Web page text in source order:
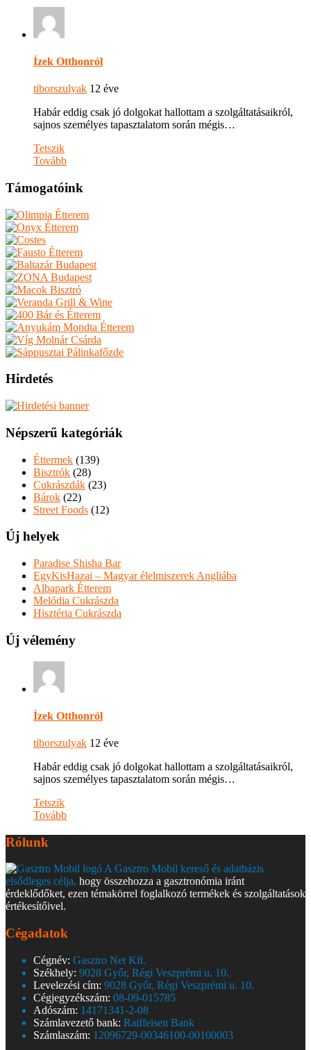
Ízek Otthonról
tiborszulyak 12 éve
Habár eddig csak jó dolgokat hallottam a szolgáltatásaikról,
sajnos személyes tapasztalatom során mégis…
Tetszik
Tovább
Támogatóink
Hirdetés
Népszerű kategóriák
Éttermek (139)
Bisztrók (28)
Cukrászdák (23)
Bárok (22)
Street Foods (12)
Új helyek
Paradise Shisha Bar
EgyKisHazai – Magyar élelmiszerek Angliába
Albapark Étterem
Melódia Cukrászda
Hisztéria Cukrászda
Új vélemény
Ízek Otthonról
tiborszulyak 12 éve
Habár eddig csak jó dolgokat hallottam a szolgáltatásaikról,
sajnos személyes tapasztalatom során mégis…
Tetszik
Tovább
Rólunk
A Gasztro Mobil kereső és adatbázis
elsődleges célja, hogy összehozza a gasztronómia iránt
érdeklődőket, ezen témakörrel foglalkozó termékek és szolgáltatások
értékesítőivel.
Cégadatok
Cégnév: Gasztro Net Kft.
Székhely: 9028 Győr, Régi Veszprémi u. 10.
Levelezési cím: 9028 Győr, Régi Veszprémi u. 10.
Cégjegyzékszám: 08-09-015785
Adószám: 14171341-2-08
Számlavezető bank: Raiffeisen Bank
Számlaszám: 12096729-00346100-00100003